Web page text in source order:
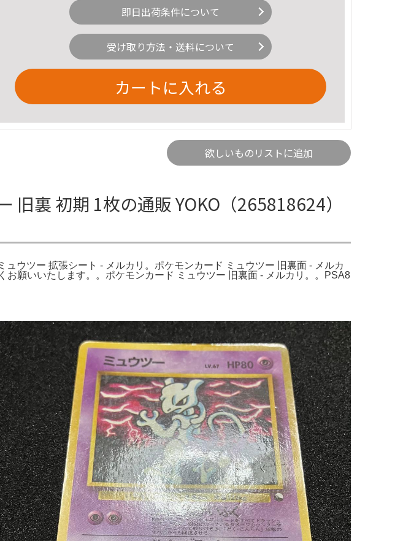
即日出荷条件について
受け取り方法・送料について
カートに入れる
欲しいものリストに追加
裏 初期 1枚の通販 YOKO（265818624）
ウツー 拡張シート - メルカリ。ポケモンカード ミュウツー 旧裏面 - メルカ
願いいたします。。ポケモンカード ミュウツー 旧裏面 - メルカリ。。PSA8